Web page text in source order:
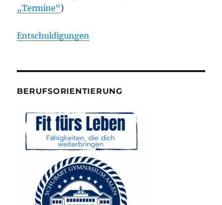
„Termine“)
Entschuldigungen
BERUFSORIENTIERUNG